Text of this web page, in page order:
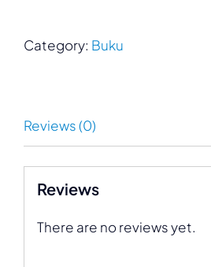
Category: Buku
Reviews (0)
Reviews
There are no reviews yet.